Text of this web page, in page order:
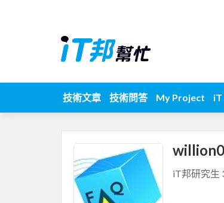
技術文章 技術問答 My Project iT
iT邦研究生